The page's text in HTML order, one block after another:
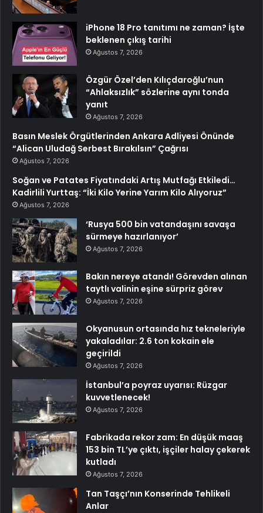
iPhone 18 Pro tanıtımı ne zaman? İşte
beklenen çıkış tarihi
Ağustos 7, 2026
Özgür Özel’den Kılıçdaroğlu’nun
“Ahlaksızlık” sözlerine aynı tonda
yanıt
Ağustos 7, 2026
Basın Meslek Örgütlerinden Ankara Adliyesi Önünde
“Alican Uludağ Serbest Bırakılsın” Çağrısı
Ağustos 7, 2026
Soğan ve Patates Fiyatındaki Artış Mutfağı Etkiledi…
Kadirlili Yurttaş: “İki Kilo Yerine Yarım Kilo Alıyoruz”
Ağustos 7, 2026
‘Rusya 500 bin vatandaşını savaşa
sürmeye hazırlanıyor’
Ağustos 7, 2026
Bakın nereye atandı! Görevden alınan
taytlı valinin eşine sürpriz görev
Ağustos 7, 2026
Okyanusun ortasında hız tekneleriyle
yakaladılar: 2.6 ton kokain ele
geçirildi
Ağustos 7, 2026
İstanbul’a poyraz uyarısı: Rüzgar
kuvvetlenecek!
Ağustos 7, 2026
Fabrikada rekor zam: En düşük maaş
153 bin TL’ye çıktı, işçiler halay çekerek
kutladı
Ağustos 7, 2026
Tan Taşçı’nın Konserinde Tehlikeli
Anlar